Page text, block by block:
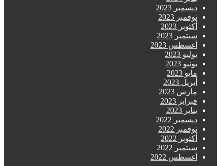
2023
2023
2023
2023
2023
2023
2023
2022
2022
2022
2022
2022